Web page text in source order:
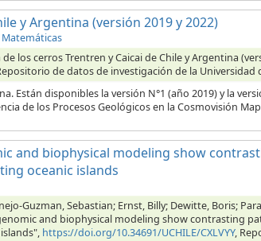
y Argentina (versión 2019 y 2022)
Matemáticas
los cerros Trentren y Caicai de Chile y Argentina
de datos de investigación de la Universidad
Están disponibles la versión N°1 (año 2019) y la
de los Procesos Geológicos en la Cosmovisión
and biophysical modeling show
oceanic islands
Guzman, Sebastian; Ernst, Billy; Dewitte, Boris;
and biophysical modeling show contrasting
https://doi.org/10.34691/UCHILE/CXLVYY,